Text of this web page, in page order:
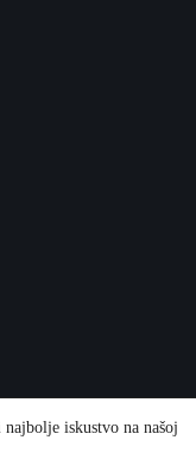
iskustvo na našoj